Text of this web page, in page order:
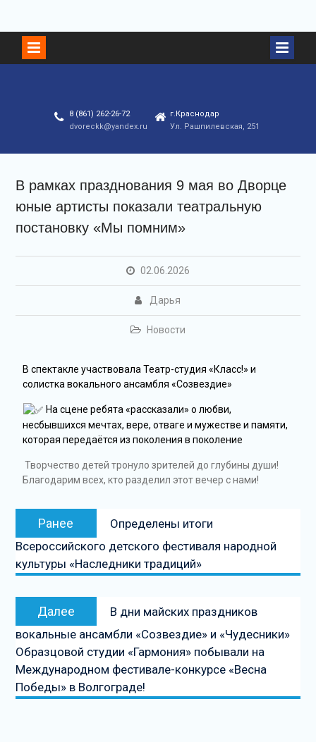
8 (861) 262-26-72
dvoreckk@yandex.ru
г.Краснодар
Ул. Рашпилевская, 251
В рамках празднования 9 мая во Дворце
юные артисты показали театральную
постановку «Мы помним»
02.06.2026
Дарья
Новости
В спектакле участвовала Театр-студия «Класс!» и
солистка вокального ансамбля «Созвездие»
На сцене ребята «рассказали» о любви,
несбывшихся мечтах, вере, отваге и мужестве и памяти,
которая передаётся из поколения в поколение
Творчество детей тронуло зрителей до глубины души!
Благодарим всех, кто разделил этот вечер с нами!
Ранее
Определены итоги
Всероссийского детского фестиваля народной
культуры «Наследники традиций»
Далее
В дни майских праздников
вокальные ансамбли «Созвездие» и «Чудесники»
Образцовой студии «Гармония» побывали на
Международном фестивале-конкурсе «Весна
Победы» в Волгограде!